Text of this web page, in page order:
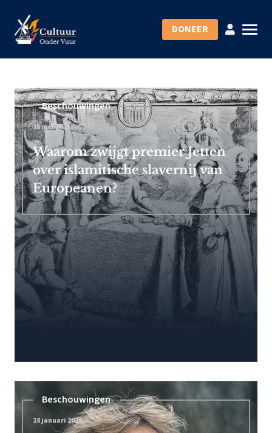
DONEER
Beschouwingen
15 mei 2026
Waarom zwijgt premier Jetten
over islamitische slavernij van
Europeanen?
Beschouwingen
18 januari 2026